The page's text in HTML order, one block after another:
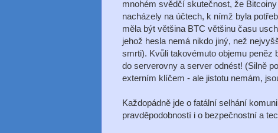
mnohém svědčí skutečnost, že
nacházely na účtech, k nímž byla
měla být většina BTC většinu času
jehož hesla nemá nikdo jiný, než
smrti). Kvůli takovémuto objemu
do serverovny a server odnést! (Silně
externím klíčem - ale jistotu nemám,
Každopádně jde o fatální selhání
pravděpodobností i o bezpečnostní a